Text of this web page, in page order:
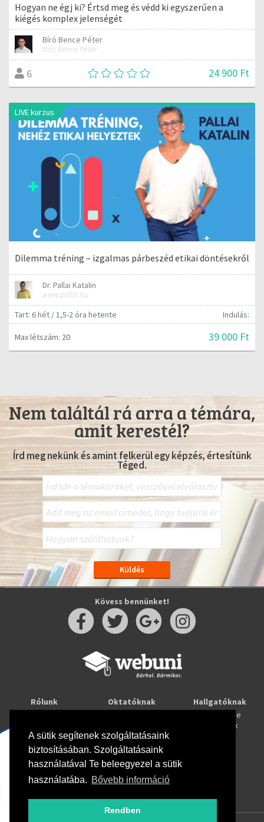
A sütik segítenek szolgáltatásaink
biztosításában. Szolgáltatásaink
használatával Te beleegyezel a sütik
használatába. Bővebb információ
Rendben
Hogyan ne égj ki? Értsd meg és védd ki egyszerűen a
kiégés komplex jelenségét
Bíró Bence Péter
Bíró Bence Péter
6 24 900 Ft
LIVE kurzus
Dilemma tréning – izgalmas párbeszéd etikai döntésekről
Dr. Pallai Katalin
www.pallai.hu
Tart: 6 hét / 1,5-2 óra hetente
Indulás:
Max létszám: 20 39 000 Ft
Nem találtál rá arra a témára,
amit kerestél?
Írd meg nekünk és amint felkerül egy képzés, értesítünk
Téged.
Kövess bennünket!
Rólunk
Oktatóknak
Webuni Stúdió
Hallgatóknak
Tanulj online
Képzések
Info
Adatkezelési tájékoztató
ÁSZF
Hirlevél adatkezelési tájékoztató
GYIK